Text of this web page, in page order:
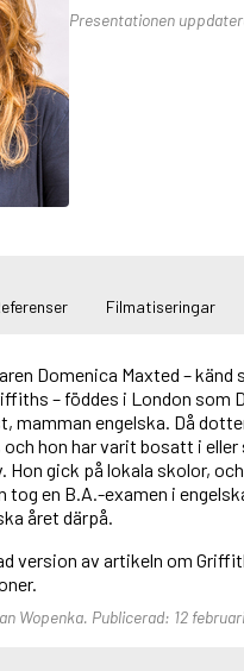
Presentationen
Filmatiseringar
Domenica Maxted –
– föddes i London som
mamman engelska. Då
hon har varit bosatt i
gick på lokala skolor, och
tog en B.A.-examen i
året därpå.
version av artikeln om
Wopenka. Publicerad: 12